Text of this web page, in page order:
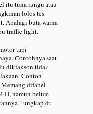
itu tuna rungu atau
lolos tes
Apalagi buta warna
traffic light.
tapi
Contohnya saat
diklakson tidak
Contoh
difabel
D, namun belum
ungkap dr.